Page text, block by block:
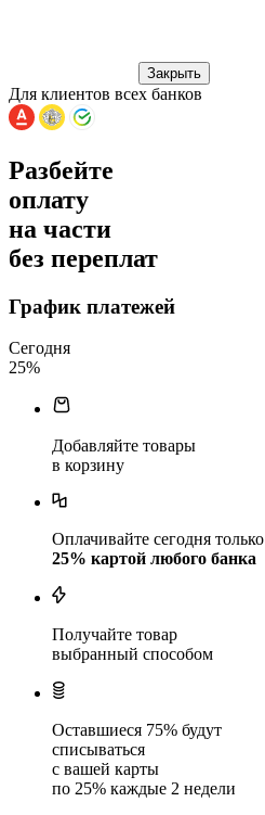
Закрыть
Для клиентов всех банков
Разбейте
оплату
на части
без переплат
График платежей
Сегодня
25%
Добавляйте товары
в корзину
Оплачивайте сегодня только
25% картой любого банка
Получайте товар
выбранный способом
Оставшиеся 75% будут
списываться
с вашей карты
по 25% каждые 2 недели